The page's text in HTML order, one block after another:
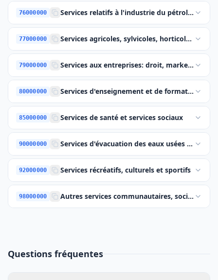
76000000 Services relatifs à l'industrie du pétrole et du
77000000 Services agricoles, sylvicoles, horticoles,
79000000 Services aux entreprises: droit, marketing,
80000000 Services d'enseignement et de formation
85000000 Services de santé et services sociaux
90000000 Services d'évacuation des eaux usées et
92000000 Services récréatifs, culturels et sportifs
98000000 Autres services communautaires, sociaux et
Questions fréquentes